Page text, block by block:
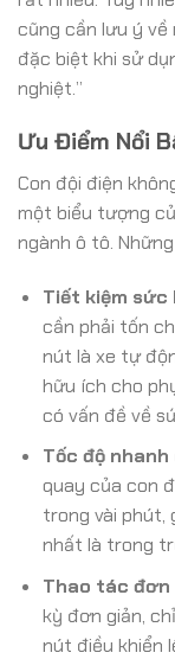
cũng cần lưu ý về
đặc biệt khi sử
nghiệt.”
Ưu Điểm Nổi
Con đội điện
một biểu tượng
ngành ô tô.
Tiết kiệm sức
cần phải tốn
nút là xe tự
hữu ích cho
có vấn đề về
Tốc độ nhanh
quay của con
trong vài phút,
nhất là trong
Thao tác đơn
kỳ đơn giản,
nút điều khiển